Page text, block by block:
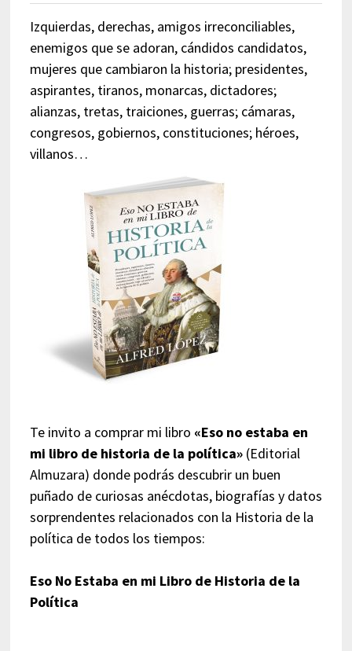
Izquierdas, derechas, amigos irreconciliables,
enemigos que se adoran, cándidos candidatos,
mujeres que cambiaron la historia; presidentes,
aspirantes, tiranos, monarcas, dictadores;
alianzas, tretas, traiciones, guerras; cámaras,
congresos, gobiernos, constituciones; héroes,
villanos…
Te invito a comprar mi libro «Eso no estaba en
mi libro de historia de la política»(Editorial
Almuzara) donde podrás descubrir un buen
puñado de curiosas anécdotas, biografías y datos
sorprendentes relacionados con la Historia de la
política de todos los tiempos:
Eso No Estaba en mi Libro de Historia de la
Política